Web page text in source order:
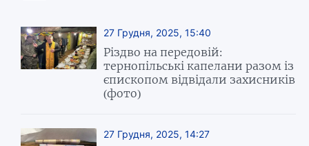
27 Грудня, 2025, 15:40
Різдво на передовій:
тернопільські капелани разом із
єпископом відвідали захисників
(фото)
27 Грудня, 2025, 14:27